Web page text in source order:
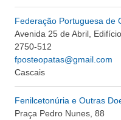
Federação Portuguesa de
Avenida 25 de Abril,
2750-512
fposteopatas@gmail.com
Cascais
Fenilcetonúria e Outras
Praça Pedro Nunes, 88